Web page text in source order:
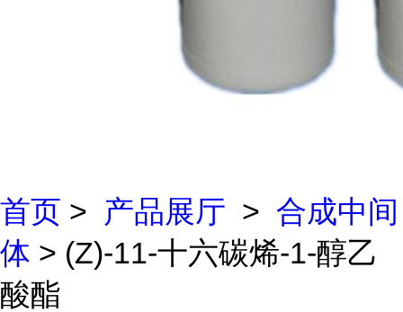
首页 > 产品展厅 > 合成中间
体 > (Z)-11-十六碳烯-1-醇乙
酸酯